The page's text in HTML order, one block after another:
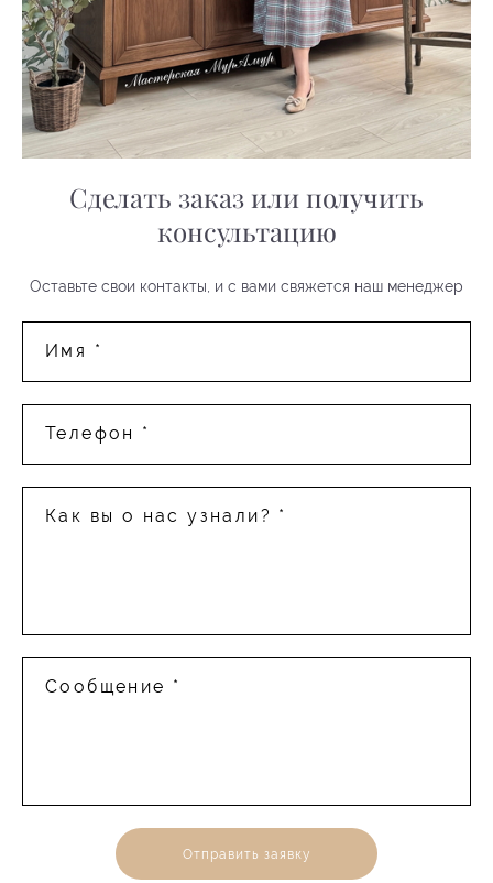
Сделать заказ или получить
консультацию
Оставьте свои контакты, и с вами свяжется наш менеджер
Имя *
Телефон *
Как вы о нас узнали? *
Сообщение *
Отправить заявку